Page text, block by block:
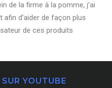
de la firme à la pomme, j’ai
afin d’aider de façon plus
de ces produits
YOUTUBE